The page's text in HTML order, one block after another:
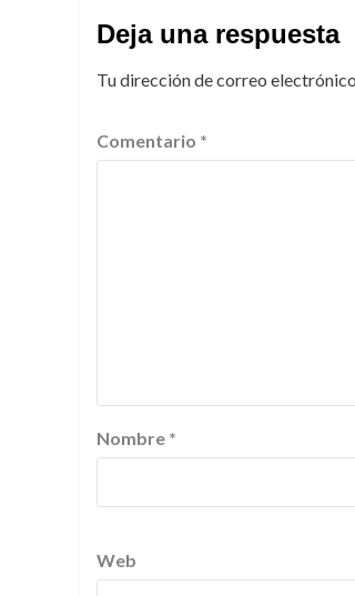
Deja una respuesta
Tu dirección de correo
Comentario *
Nombre *
Web